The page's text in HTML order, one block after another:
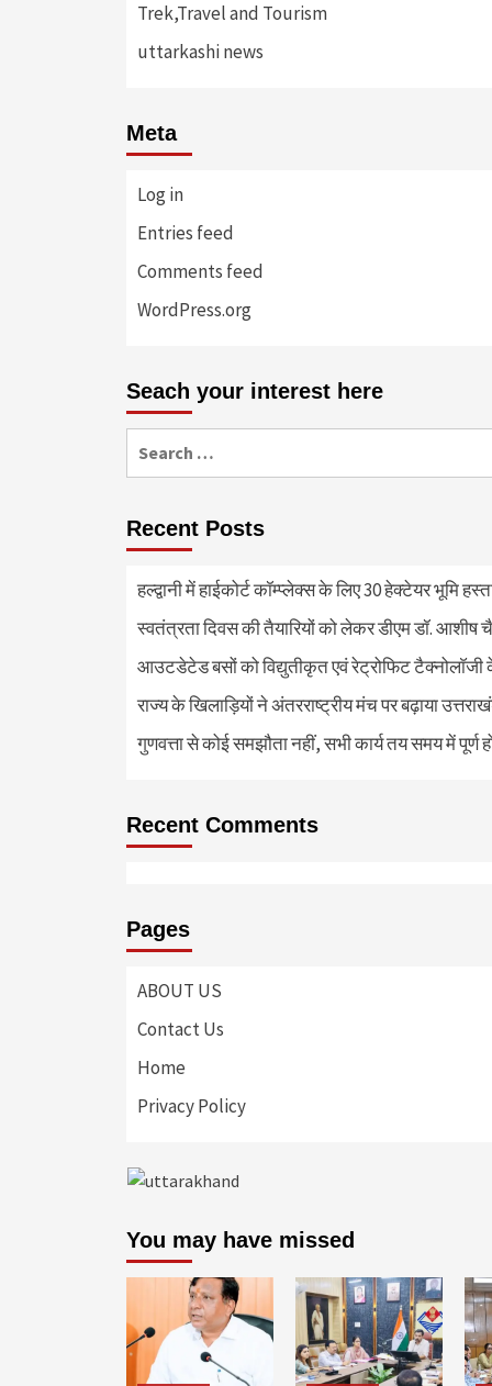
Trek,Travel and Tourism
uttarkashi news
Meta
Log in
Entries feed
Comments feed
WordPress.org
Seach your interest here
Recent Posts
हल्द्वानी में हाईकोर्ट कॉम्प्लेक्स के लिए 30 हेक्टेयर भूमि
स्वतंत्रता दिवस की तैयारियों को लेकर डीएम डॉ. आशीष
आउटडेटेड बसों को विद्युतीकृत एवं रेट्रोफिट टैक्नोलाॅजी
राज्य के खिलाड़ियों ने अंतरराष्ट्रीय मंच पर बढ़ाया
गुणवत्ता से कोई समझौता नहीं, सभी कार्य तय समय में पूर्ण
Recent Comments
Pages
ABOUT US
Contact Us
Home
Privacy Policy
You may have missed